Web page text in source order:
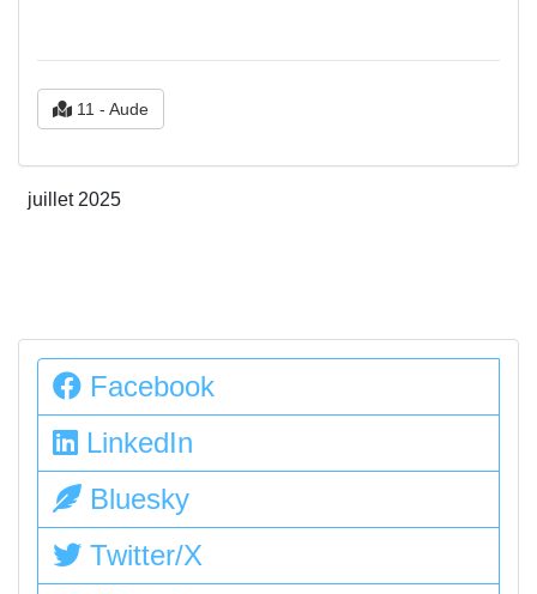
11 - Aude
juillet 2025
Facebook
LinkedIn
Bluesky
Twitter/X